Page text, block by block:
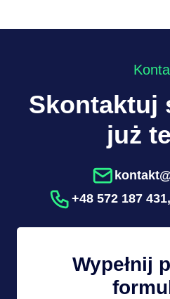
Skontaktuj
już
+48 572 187 431,
Wypełnij